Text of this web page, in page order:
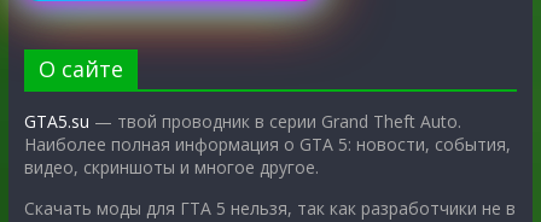
О сайте
GTA5.su — твой проводник в серии Grand Theft Auto.
Наиболее полная информация о GTA 5: новости, события,
видео, скриншоты и многое другое.
Скачать моды для ГТА 5 нельзя, так как разработчики не в